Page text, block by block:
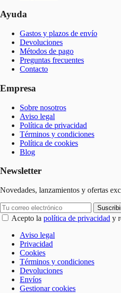
Ayuda
Gastos y plazos de envío
Devoluciones
Métodos de pago
Preguntas frecuentes
Contacto
Empresa
Sobre nosotros
Aviso legal
Política de privacidad
Términos y condiciones
Política de cookies
Blog
Newsletter
Novedades, lanzamientos y ofertas
Acepto la política de privacidad y
Aviso legal
Privacidad
Cookies
Términos y condiciones
Devoluciones
Envíos
Gestionar cookies